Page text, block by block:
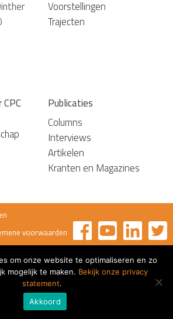
Voorstellingen
Trajecten
Publicaties
Columns
Interviews
Artikelen
Kranten en Magazines
voorwaarden
om onze website te optimaliseren en zo
mogelijk te maken. Bekijk onze privacy
statement.
Akkoord